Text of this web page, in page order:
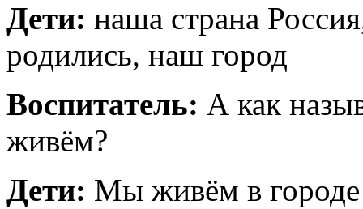
Дети: наша страна
родились, наш город
Воспитатель: А как
живём?
Дети: Мы живём в